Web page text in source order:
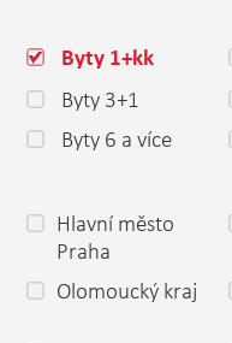
Byty 1+kk
Byty 3+1
Byty 6 a více
Hlavní město
Praha
Olomoucký kraj